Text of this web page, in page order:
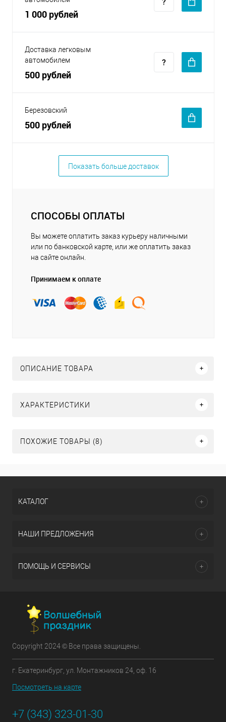
1 000 рублей
Доставка легковым
автомобилем
500 рублей
Березовский
500 рублей
Показать больше доставок
СПОСОБЫ ОПЛАТЫ
Вы можете оплатить заказ курьеру наличными
или по банковской карте, или же оплатить заказ
на сайте онлайн.
Принимаем к оплате
ОПИСАНИЕ ТОВАРА
ХАРАКТЕРИСТИКИ
ПОХОЖИЕ ТОВАРЫ (8)
КАТАЛОГ
НАШИ ПРЕДЛОЖЕНИЯ
ПОМОЩЬ И СЕРВИСЫ
Copyright 2024 © Все права защищены.
г. Екатеринбург, ул. Монтажников 24, оф. 16
Посмотреть на карте
+7 (343) 323-01-30